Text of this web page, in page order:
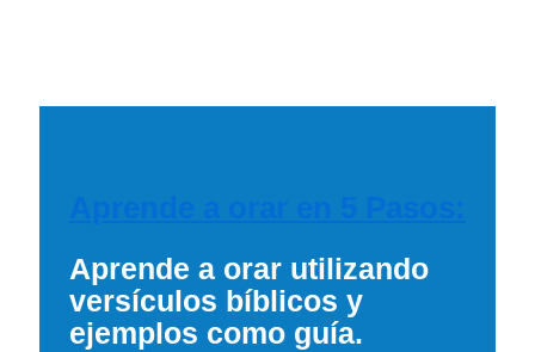
Aprende a orar utilizando
versículos bíblicos y
ejemplos como guía.